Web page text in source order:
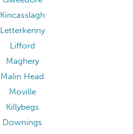
Kincasslagh
Letterkenny
Lifford
Maghery
Malin Head
Moville
Killybegs
Downings